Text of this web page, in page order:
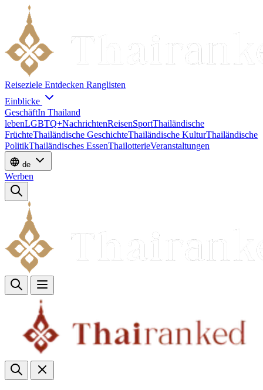
Reiseziele Entdecken Ranglisten
Einblicke
GeschäftIn Thailand
lebenLGBTQ+NachrichtenReisenSportThailändische
FrüchteThailändische GeschichteThailändische KulturThailändische
PolitikThailändisches EssenThailotterieVeranstaltungen
de
Werben